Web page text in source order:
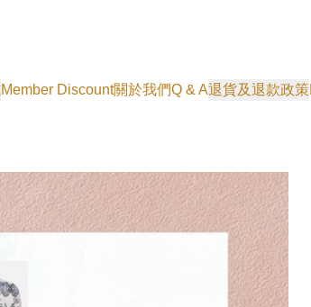
Member Discount關於我們Q & A退貨及退款政策